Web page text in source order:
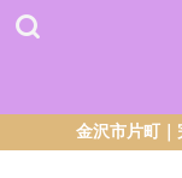
金沢市片町｜